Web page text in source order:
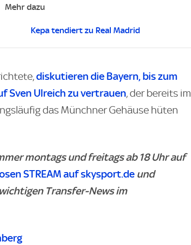
Mehr dazu
Kepa tendiert zu Real Madrid
diskutieren die Bayern, bis zum
Sven Ulreich zu vertrauen, der bereits im
das Münchner Gehäuse hüten
montags und freitags ab 18 Uhr auf
STREAM auf skysport.de und
Transfer-News im